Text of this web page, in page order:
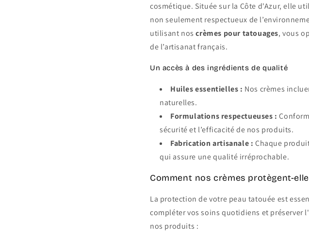
cosmétique. Située sur la Côte d'Azur, elle
non seulement respectueux de
utilisant noscrèmes pour tatouages, vous
de l’artisanat français.
Un accès à des ingrédients de qualité
Huiles essentielles : Nos crèmes
naturelles.
Formulations respectueuses :
sécurité et l’efficacité de nos produits.
Fabrication artisanale : Chaque
qui assure une qualité irréprochable.
Comment nos crèmes protègent-
La protection de votre peau tatouée est
compléter vos soins quotidiens et préserver
nos produits :